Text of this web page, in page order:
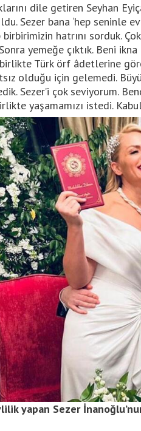
dile getiren Seyhan
Sezer bana ‘hep seninle
hatrını sorduk.
yemeğe çıktık. Beni
birlikte Türk örf âdetlerine
olduğu için gelemedi.
Sezer’i çok seviyorum.
yaşamamızı istedi.
yapan Sezer